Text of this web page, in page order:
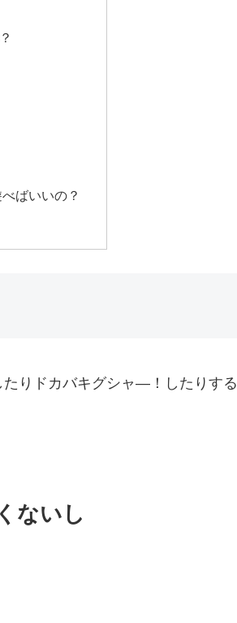
ばいいの？
りドカバキグシャ―！したりする
ないし